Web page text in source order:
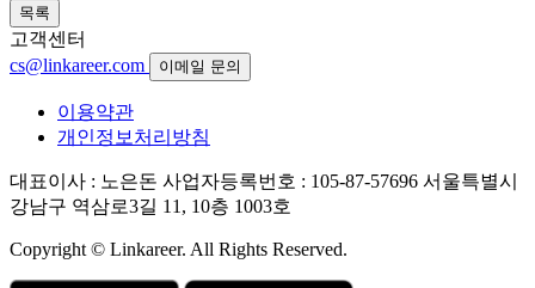
목록
고객센터
cs@linkareer.com
이메일 문의
이용약관
개인정보처리방침
대표이사 : 노은돈 사업자등록번호 : 105-87-57696 서울특별시
강남구 역삼로3길 11, 10층 1003호
Copyright © Linkareer. All Rights Reserved.